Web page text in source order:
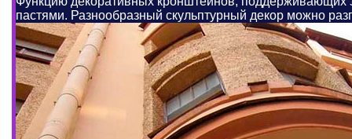
пастями. Разнообразный скульптурный декор можно